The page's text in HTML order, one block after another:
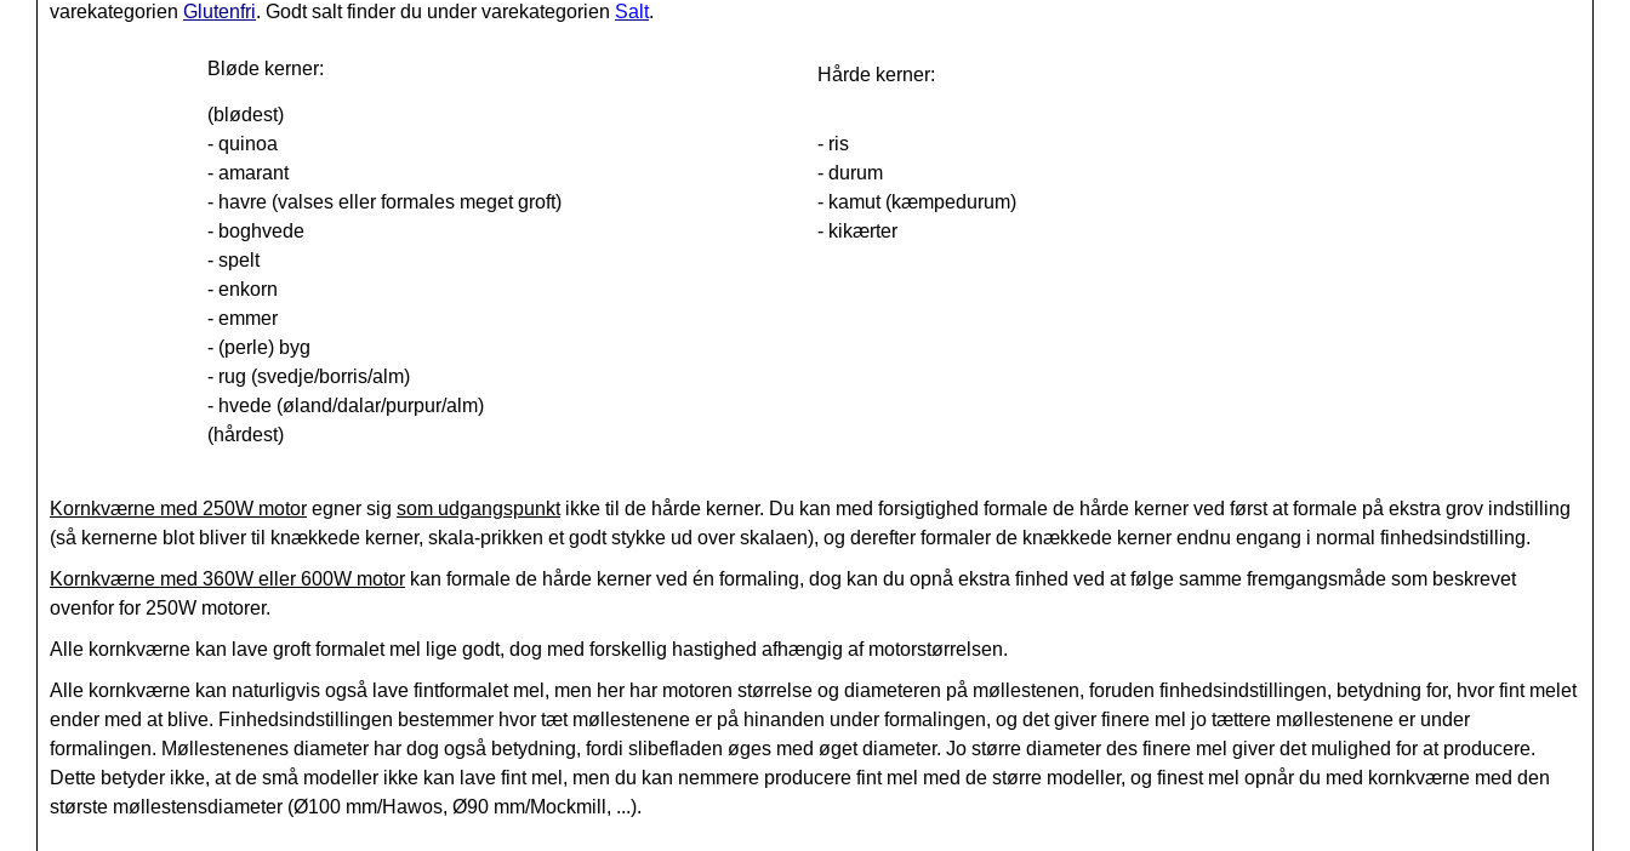
varekategorien Glutenfri. Godt salt finder du under varekategorien Salt.
Bløde kerner:
Hårde kerner:
(blødest)
- quinoa
- amarant
- havre (valses eller formales meget groft)
- boghvede
- spelt
- enkorn
- emmer
- (perle) byg
- rug (svedje/borris/alm)
- hvede (øland/dalar/purpur/alm)
(hårdest)
- ris
- durum
- kamut (kæmpedurum)
- kikærter
Kornkværne med 250W motor egner sig som udgangspunktikke til de hårde kerner. Du kan med forsigtighed formale de hårde kerner ved først at formale på ekstra grov indstilling
(så kernerne blot bliver til knækkede kerner, skala-prikken et godt stykke ud over skalaen), og derefter formaler de knækkede kerner endnu engang i normal finhedsindstilling.
Kornkværne med 360W eller 600W motor kan formale de hårde kerner ved én formaling, dog kan du opnå ekstra finhed ved at følge samme fremgangsmåde som beskrevet
ovenfor for 250W motorer.
Alle kornkværne kan lave groft formalet mel lige godt, dog med forskellig hastighed afhængig af motorstørrelsen.
Alle kornkværne kan naturligvis også lave fintformalet mel, men her har motoren størrelse og diameteren på møllestenen, foruden finhedsindstillingen, betydning for, hvor fint melet
ender med at blive. Finhedsindstillingen bestemmer hvor tæt møllestenene er på hinanden under formalingen, og det giver finere mel jo tættere møllestenene er under
formalingen. Møllestenenes diameter har dog også betydning, fordi slibefladen øges med øget diameter. Jo større diameter des finere mel giver det mulighed for at producere.
Dette betyder ikke, at de små modeller ikke kan lave fint mel, men du kan nemmere producere fint mel med de større modeller, og finest mel opnår du med kornkværne med den
største møllestensdiameter (Ø100 mm/Hawos, Ø90 mm/Mockmill, ...).